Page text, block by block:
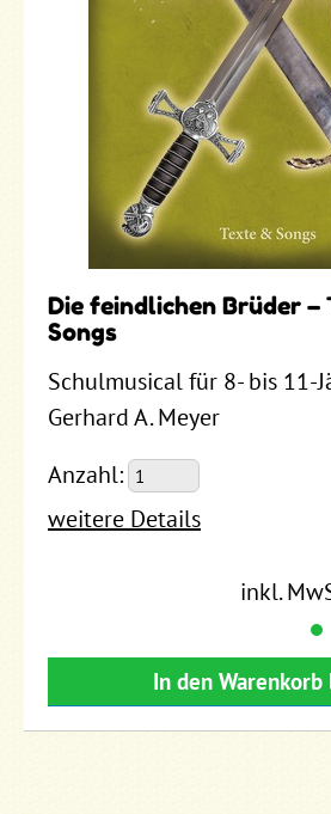
Die feindlichen Brüder –
Songs
Schulmusical für 8- bis 11-
Gerhard A. Meyer
Anzahl:
weitere Details
inkl.
In den Warenkorb